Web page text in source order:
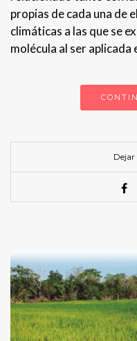
propias de cada una de
climáticas a las que se
molécula al ser aplicada